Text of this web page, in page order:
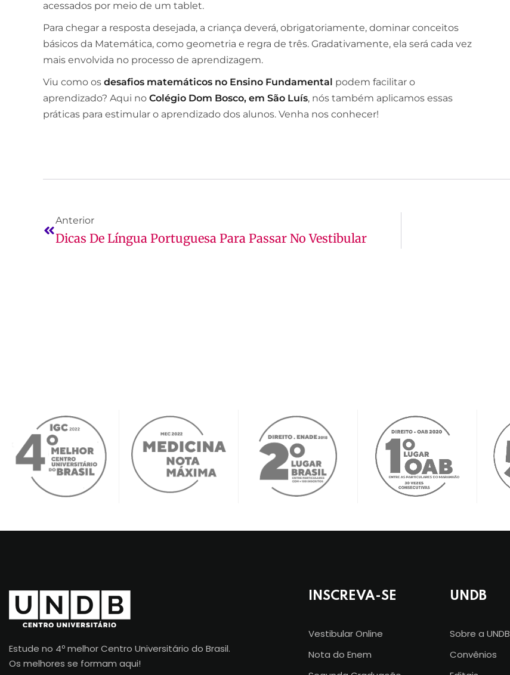
acessados por meio de um tablet.
Para chegar a resposta desejada, a criança deverá, obrigatoriamente, dominar conceitos
básicos da Matemática, como geometria e regra de três. Gradativamente, ela será cada vez
mais envolvida no processo de aprendizagem.
Viu como os desafios matemáticos no Ensino Fundamental podem facilitar o
aprendizado? Aqui no Colégio Dom Bosco, em São Luís, nós também aplicamos essas
práticas para estimular o aprendizado dos alunos. Venha nos conhecer!
Anterior
Dicas De Língua Portuguesa Para Passar No Vestibular
Estude no 4º melhor Centro Universitário do Brasil.
Os melhores se formam aqui!
INSCREVA-SE
Vestibular Online
Nota do Enem
UNDB
Sobre a UNDB
Convênios